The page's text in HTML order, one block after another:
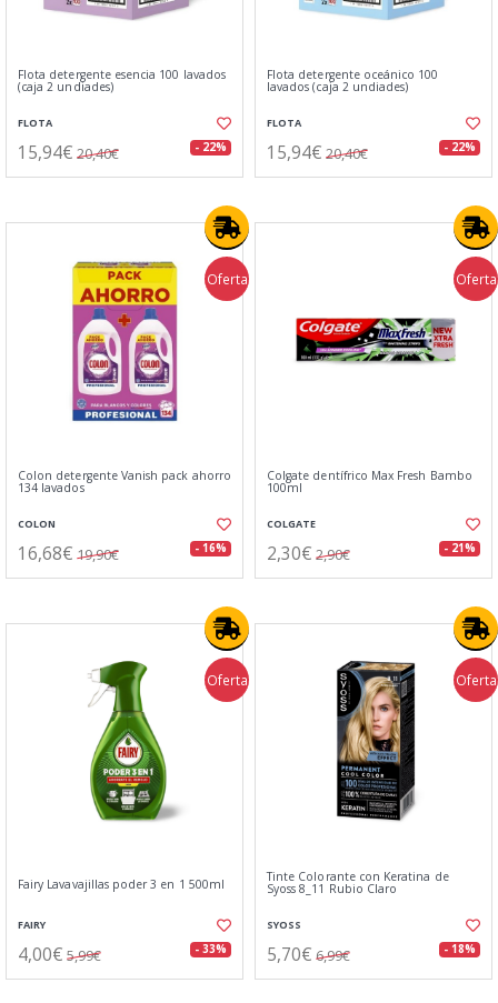
Flota detergente esencia 100 lavados
(caja 2 undiades)
FLOTA
15,94€ 20,40€ - 22%
Flota detergente oceánico 100
lavados (caja 2 undiades)
FLOTA
15,94€ 20,40€ - 22%
Oferta
Colon detergente Vanish pack ahorro
134 lavados
COLON
16,68€ 19,90€ - 16%
Oferta
Colgate dentífrico Max Fresh Bambo
100ml
COLGATE
2,30€ 2,90€ - 21%
Oferta
Fairy Lavavajillas poder 3 en 1 500ml
FAIRY
4,00€ 5,99€ - 33%
Oferta
Tinte Colorante con Keratina de
Syoss 8_11 Rubio Claro
SYOSS
5,70€ 6,99€ - 18%